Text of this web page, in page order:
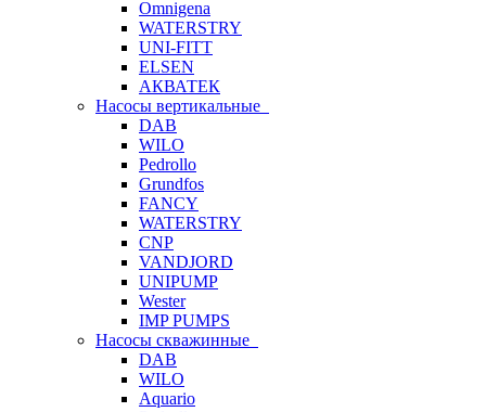
Omnigena
WATERSTRY
UNI-FITT
ELSEN
АКВАТЕК
Насосы вертикальные
DAB
WILO
Pedrollo
Grundfos
FANCY
WATERSTRY
CNP
VANDJORD
UNIPUMP
Wester
IMP PUMPS
Насосы скважинные
DAB
WILO
Aquario